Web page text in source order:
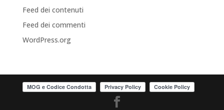
Feed dei contenuti
Feed dei commenti
WordPress.org